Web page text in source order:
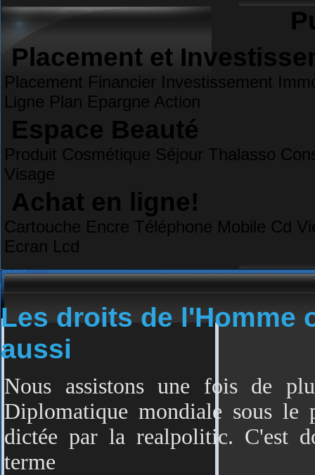
Placement et
Placement Financier Investissement
Ligne Plan Epargne Action
Espace Beauté
Produit Cosmétique Séjour Thalasso
Visage
Achat en ligne!
Cartouche Encre Téléphone Mobile Cd
Ecran Lcd
Les droits de l'Homme
aussi
Nous assistons une fois de
Diplomatique mondiale sous le
dictée par la realpolitic. C'est
terme